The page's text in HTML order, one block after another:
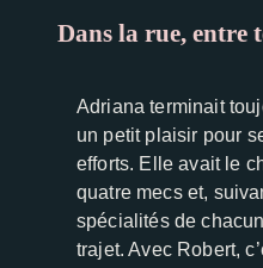
Dans la rue, entre
Adriana terminait
un petit plaisir pour
efforts. Elle avait le
quatre mecs et,
spécialités de
trajet. Avec Robert,
Experience
site Web
fonctionne
aussi bien
que possible
lors de votre
visite. Si vous
refusez ces